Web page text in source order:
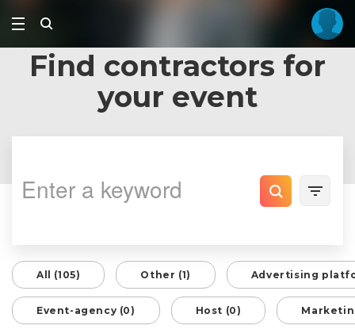
Find contractors for
your event
All (105) Other (1) Advertising
Event-agency (0) Host (0)